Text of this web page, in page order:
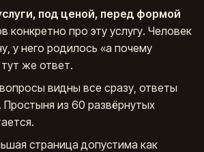
под ценой, перед формой
про эту услугу. Человек
у него родилось «а почему
же ответ.
видны все сразу, ответы
из 60 развёрнутых
страница допустима как